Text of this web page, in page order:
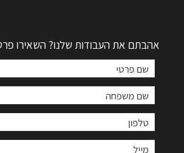
אהבתם את העבודות שלנו? השאירו